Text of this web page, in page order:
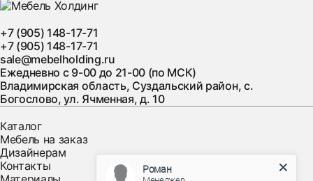
+7 (905) 148-17-71
+7 (905) 148-17-71
sale@mebelholding.ru
Ежедневно с 9-00 до 21-00 (по МСК)
Владимирская область, Суздальский район, с.
Богослово, ул. Ячменная, д. 10
Каталог
Мебель на заказ
Дизайнерам
Контакты
Роман